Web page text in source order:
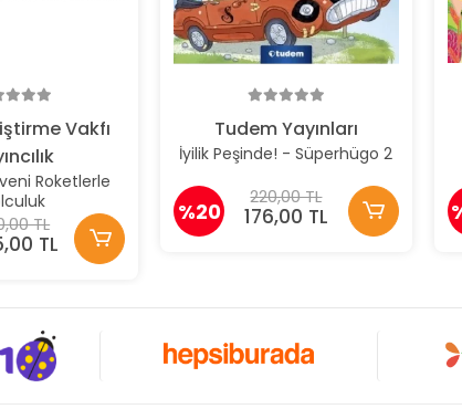
Vakfı
Roketlerle
TL
TL
Tudem Yayınları
İyilik Peşinde! - Süperhügo 2
%20
220,00 TL
176,00 TL